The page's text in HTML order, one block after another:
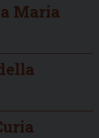
Maria